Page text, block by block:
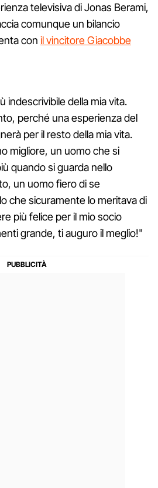
televisiva di Jonas Berami,
comunque un bilancio
con il vincitore Giacobbe
indescrivibile della mia vita.
perché una esperienza del
per il resto della mia vita.
migliore, un uomo che si
quando si guarda nello
un uomo fiero di se
che sicuramente lo meritava di
più felice per il mio socio
grande, ti auguro il meglio!"